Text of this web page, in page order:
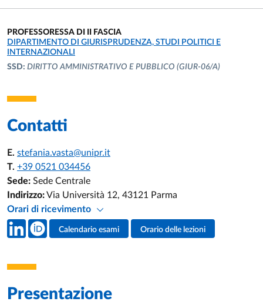
PROFESSORESSA DI II FASCIA
UNITÀ ORGANIZZATIVA AFFERENTE:
DIPARTIMENTO DI GIURISPRUDENZA, STUDI POLITICI E
INTERNAZIONALI
SSD: DIRITTO AMMINISTRATIVO E PUBBLICO (GIUR-06/A)
Contatti
E. stefania.vasta@unipr.it
T. +39 0521 034456
Sede: Sede Centrale
Indirizzo:Via Università 12, 43121 Parma
Orari di ricevimento
Social del docente
Calendario esami Orario delle lezioni
Presentazione